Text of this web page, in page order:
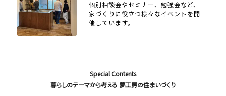
個別相談会やセミナー、勉強会など、
家づくりに役立つ様々なイベントを開
催しています。
Special Contents
暮らしのテーマから考える 夢工房の住まいづくり